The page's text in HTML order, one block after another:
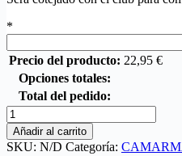
*
Precio del producto: 22,95 €
Opciones totales:
Total del pedido:
Añadir al carrito
SKU: N/D Categoría: